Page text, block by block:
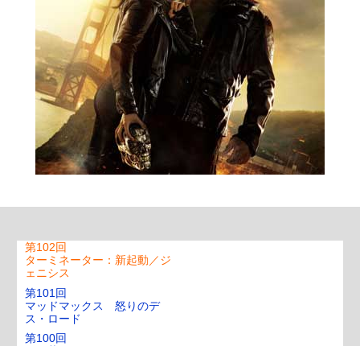
トランスポーター イグニショ
ン
第106回
駆込み女と駆出し男
第105回
アントマン
第104回
ミッション：インポッシブ
第102回
ターミネーター：新起動／ジ
ェニシス
第101回
マッドマックス 怒りのデ
ス・ロード
第100回